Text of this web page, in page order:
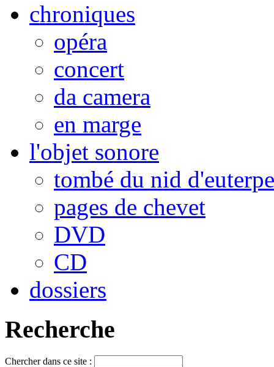
chroniques
opéra
concert
da camera
en marge
l'objet sonore
tombé du nid d'euterpe
pages de chevet
DVD
CD
dossiers
Recherche
Chercher dans ce site :